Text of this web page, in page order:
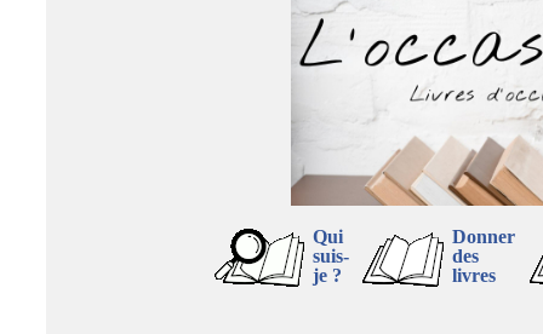
Qui
suis-
je ?
Donner
des
livres